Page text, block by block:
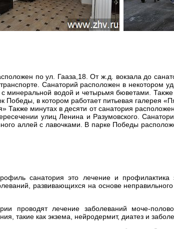
по ул. Гааза,18. От ж.д. вокзала до
Санаторий расположен в некотором
с минеральной водой и четырьмя бюветами.
Победы, в котором работает питьевая галерея
минутах в десяти от санатория
улиц Ленина и Разумовского.
аллей с лавочками. В парке Победы
санатория это лечение и профилактика
развивающихся на основе
проводят лечение заболеваний моче-
такие как экзема, нейродермит, диатез и